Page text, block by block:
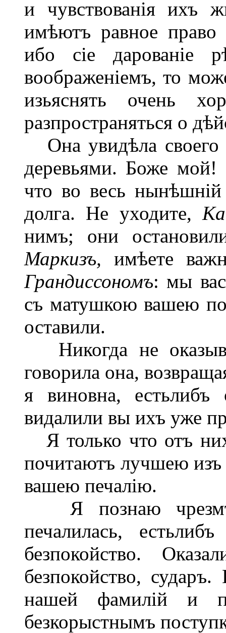
и чувствованія ихъ
имѣютъ равное право
ибо сіе дарованіе
воображеніемъ, то
изьяснять очень
разпространяться о
Она увидѣла своего
деревьями. Боже мой!
что во весь
долга. Не уходите,
нимъ; они
Маркизъ,имѣете
Грандиссономъ: мы
съ матушкою вашею
оставили.
Никогда не
говорила она,
я виновна, естьлибъ
видалили вы ихъ уже
Я только что отъ
почитаютъ лучшею изъ
вашею печалію.
Я познаю
печалилась,
безпокойство.
безпокойство,
нашей фамилій и
безкорыстнымъ